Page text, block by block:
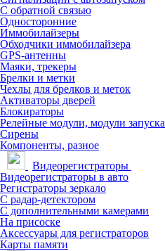
С обратной связью
Односторонние
Иммобилайзеры
Обходчики иммобилайзера
GPS-антенны
Маяки, трекеры
Брелки и метки
Чехлы для брелков и меток
Активаторы дверей
Блокираторы
Релейные модули, модули запуска
Сирены
Компоненты, разное
Видеорегистраторы
Видеорегистраторы в авто
Регистраторы зеркало
С радар-детектором
С дополнительными камерами
На присоске
Аксессуары для регистраторов
Карты памяти